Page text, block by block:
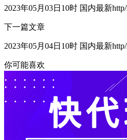
2023年05月03日10时 国内最新
下一篇文章
2023年05月04日10时 国内最新
你可能喜欢